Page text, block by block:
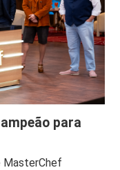
para
MasterChef